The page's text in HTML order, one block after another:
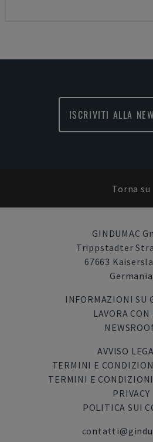
ISCRIVITI ALLA
Torna su
GINDUMAC
Trippstadter
67663
Germania
INFORMAZIONI SU
LAVORA CON
AVVISO
TERMINI E
TERMINI E
PRIVACY
POLITICA SUI